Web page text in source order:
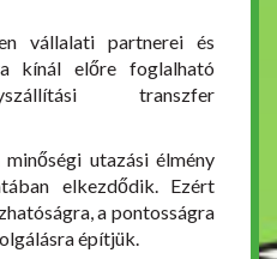
vállalati partnerei és
kínál előre foglalható
transzfer
utazási élmény
elkezdődik. Ezért
a pontosságra
építjük.